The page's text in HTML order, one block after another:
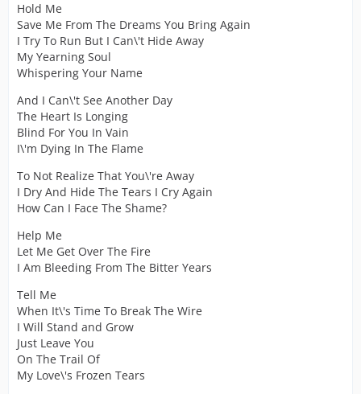
Hold Me
Save Me From The Dreams You Bring Again
I Try To Run But I Can\'t Hide Away
My Yearning Soul
Whispering Your Name
And I Can\'t See Another Day
The Heart Is Longing
Blind For You In Vain
I\'m Dying In The Flame
To Not Realize That You\'re Away
I Dry And Hide The Tears I Cry Again
How Can I Face The Shame?
Help Me
Let Me Get Over The Fire
I Am Bleeding From The Bitter Years
Tell Me
When It\'s Time To Break The Wire
I Will Stand and Grow
Just Leave You
On The Trail Of
My Love\'s Frozen Tears